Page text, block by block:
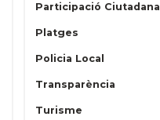
Participació Ciutadana
Platges
Policia Local
Transparència
Turisme